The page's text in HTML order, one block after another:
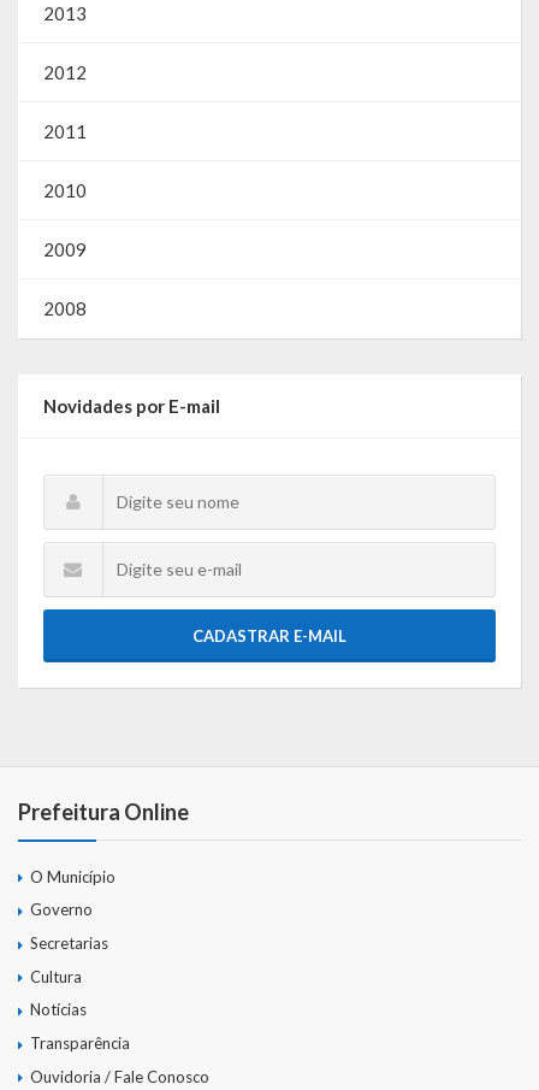
2013
2012
2011
2010
2009
2008
Novidades por E-mail
CADASTRAR E-MAIL
Prefeitura Online
O Município
Governo
Secretarias
Cultura
Notícias
Transparência
Ouvidoria / Fale Conosco